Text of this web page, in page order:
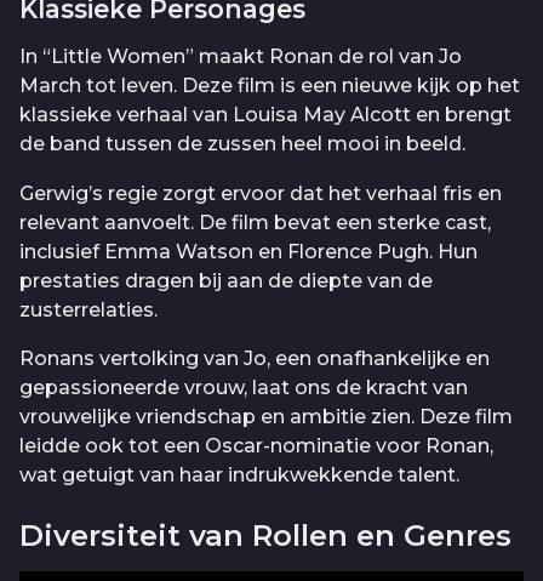
Klassieke Personages
In “Little Women” maakt Ronan de rol van Jo
March tot leven. Deze film is een nieuwe kijk op het
klassieke verhaal van Louisa May Alcott en brengt
de band tussen de zussen heel mooi in beeld.
Gerwig’s regie zorgt ervoor dat het verhaal fris en
relevant aanvoelt. De film bevat een sterke cast,
inclusief Emma Watson en Florence Pugh. Hun
prestaties dragen bij aan de diepte van de
zusterrelaties.
Ronans vertolking van Jo, een onafhankelijke en
gepassioneerde vrouw, laat ons de kracht van
vrouwelijke vriendschap en ambitie zien. Deze film
leidde ook tot een Oscar-nominatie voor Ronan,
wat getuigt van haar indrukwekkende talent.
Diversiteit van Rollen en Genres